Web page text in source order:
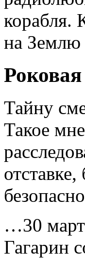
корабля.
на Землю
Тайну
Такое
…30
Гагарин